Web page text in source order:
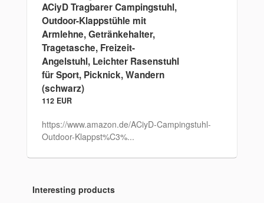
ACiyD Tragbarer Campingstuhl,
Outdoor-Klappstühle mit
Armlehne, Getränkehalter,
Tragetasche, Freizeit-
Angelstuhl, Leichter Rasenstuhl
für Sport, Picknick, Wandern
(schwarz)
112 EUR
https://www.amazon.de/ACiyD-Campingstuhl-
Outdoor-Klappst%C3%...
Interesting products